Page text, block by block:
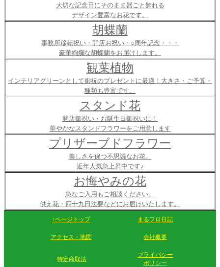
大切な記念日にそのまま器ごと飾れる
デザイン豊富なお花です。
胡蝶蘭
事務所移転祝い・開店お祝い・○周年記念・・・
豪華絢爛な胡蝶蘭をお届けします。
観葉植物
インテリアグリーンとして御祝のプレゼントに最適！大きさ・ご予算・
種類も豊富です。
スタンド花
開店御祝い・お誕生日御祝いに！
華やかなスタンドフラワーをご用意します
プリザーブドフラワー
美しさを保つ不思議なお花。
近年人気急上昇中です♪
お悔やみの花
急なご入用もご相談ください。
供え花・四十九日法要などにお届けいたします。
↑ページトップ まるフロ日記
アクセス・地図 会社概要
特定商取法
プライバシー
ポリシー